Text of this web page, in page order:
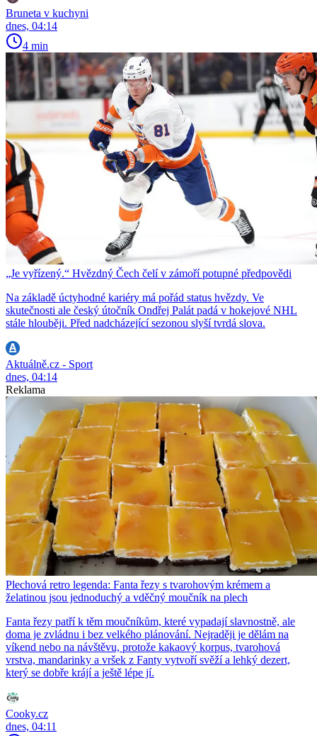
Bruneta v kuchyni
dnes, 04:14
4 min
„Je vyřízený.“ Hvězdný Čech čelí v zámoří potupné předpovědi
Na základě úctyhodné kariéry má pořád status hvězdy. Ve
skutečnosti ale český útočník Ondřej Palát padá v hokejové NHL
stále hlouběji. Před nadcházející sezonou slyší tvrdá slova.
Aktuálně.cz - Sport
dnes, 04:14
Reklama
Plechová retro legenda: Fanta řezy s tvarohovým krémem a
želatinou jsou jednoduchý a vděčný moučník na plech
Fanta řezy patří k těm moučníkům, které vypadají slavnostně, ale
doma je zvládnu i bez velkého plánování. Nejraději je dělám na
víkend nebo na návštěvu, protože kakaový korpus, tvarohová
vrstva, mandarinky a vršek z Fanty vytvoří svěží a lehký dezert,
který se dobře krájí a ještě lépe jí.
Cooky.cz
dnes, 04:11